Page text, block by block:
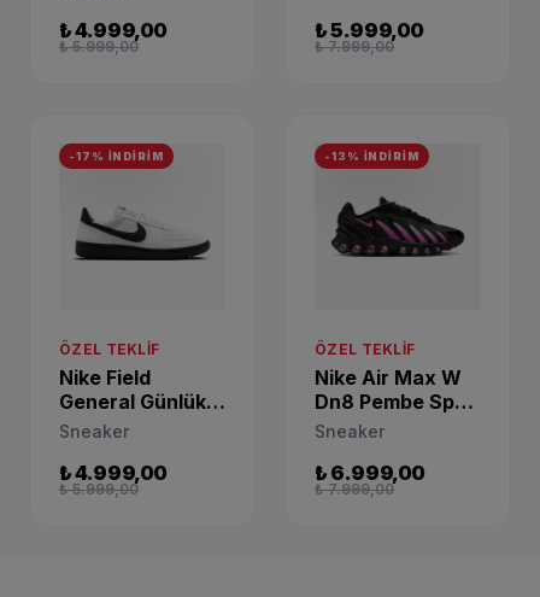
₺ 4.999,00
₺ 5.999,00
₺ 5.999,00
₺ 7.999,00
-17% İNDİRİM
ÖZEL TEKLIF
Nike Field
General Günlük
Sneaker
Sneaker
₺ 4.999,00
₺ 5.999,00
-13% İNDİRİM
ÖZEL TEKLIF
Nike Air Max W
Dn8 Pembe Spor
Sneaker IH4483-
Sneaker
₺ 6.999,00
₺ 7.999,00